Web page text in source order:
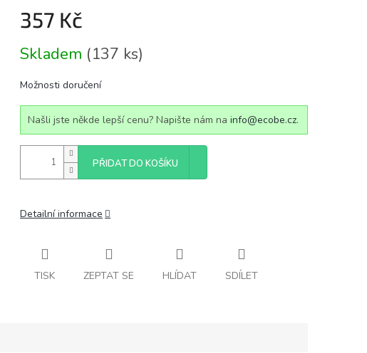
357 Kč
cena:
Skladem (137 ks)
Možnosti doručení
Našli jste někde lepší cenu? Napište nám na info@ecobe.cz.
PŘIDAT DO KOŠÍKU
Detailní informace
TISK ZEPTAT SE HLÍDAT SDÍLET